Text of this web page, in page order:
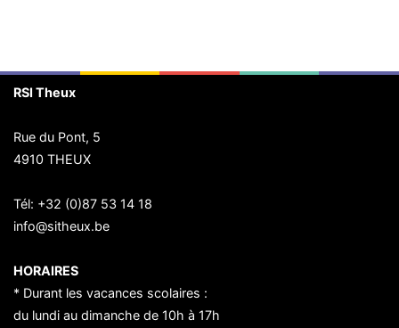
RSI Theux
Rue du Pont, 5
4910 THEUX
Tél: +32 (0)87 53 14 18
info@sitheux.be
HORAIRES
* Durant les vacances scolaires :
du lundi au dimanche de 10h à 17h